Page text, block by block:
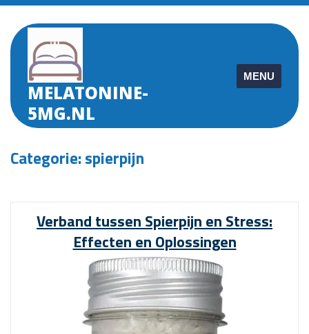
Skip
content
MELATONINE-
5MG.NL
MENU
Categorie:spierpijn
Verband tussen Spierpijn en Stress:
Effecten en Oplossingen